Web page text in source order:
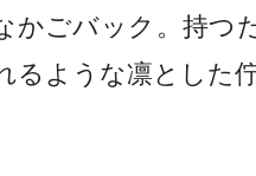
かごバック。持つ
るような凛とした